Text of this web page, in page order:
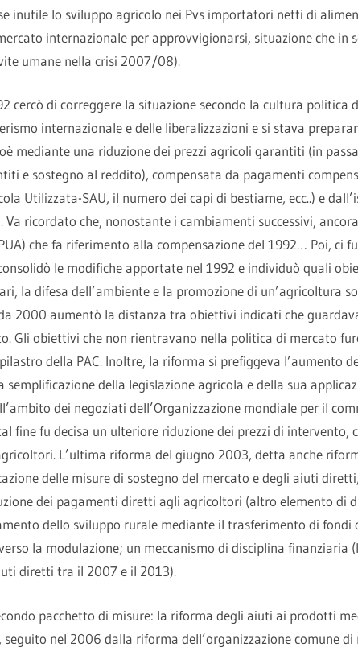
inutile lo sviluppo agricolo nei Pvs importatori netti di
internazionale per approvvigionarsi, situazione che in
umane nella crisi 2007/08).
cercò di correggere la situazione secondo la cultura politica
internazionale e delle liberalizzazioni e si stava
mediante una riduzione dei prezzi agricoli garantiti (in
e sostegno al reddito), compensata da pagamenti
Utilizzata-SAU, il numero dei capi di bestiame, ecc..) e
ricordato che, nonostante i cambiamenti successivi,
che fa riferimento alla compensazione del 1992… Poi, ci
le modifiche apportate nel 1992 e individuò quali
la difesa dell’ambiente e la promozione di un’agricoltura
2000 aumentò la distanza tra obiettivi indicati che
Gli obiettivi che non rientravano nella politica di mercato
della PAC. Inoltre, la riforma si prefiggeva l’aumento
della legislazione agricola e della sua
dei negoziati dell’Organizzazione mondiale per il
fine fu decisa un ulteriore riduzione dei prezzi di intervento,
L’ultima riforma del giugno 2003, detta anche
delle misure di sostegno del mercato e degli aiuti
dei pagamenti diretti agli agricoltori (altro elemento di
dello sviluppo rurale mediante il trasferimento di
la modulazione; un meccanismo di disciplina finanziaria
diretti tra il 2007 e il 2013).
pacchetto di misure: la riforma degli aiuti ai prodotti
nel 2006 dalla riforma dell’organizzazione comune di